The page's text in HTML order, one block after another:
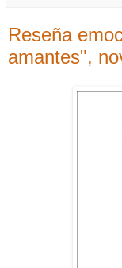
Reseña
amantes",